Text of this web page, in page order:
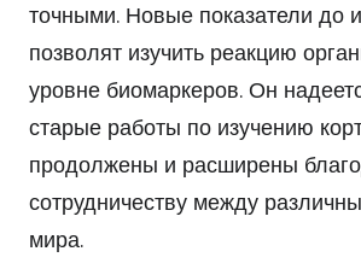
точными. Новые показатели до
позволят изучить реакцию
уровне биомаркеров. Он
старые работы по изучению
продолжены и расширены
сотрудничеству между
мира.